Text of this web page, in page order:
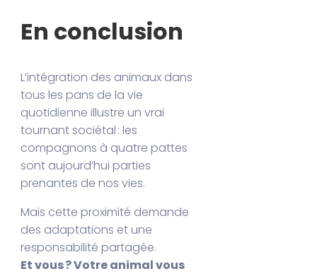
En conclusion
L’intégration des animaux dans
tous les pans de la vie
quotidienne illustre un vrai
tournant sociétal : les
compagnons à quatre pattes
sont aujourd’hui parties
prenantes de nos vies.
Mais cette proximité demande
des adaptations et une
responsabilité partagée.
Et vous ? Votre animal vous